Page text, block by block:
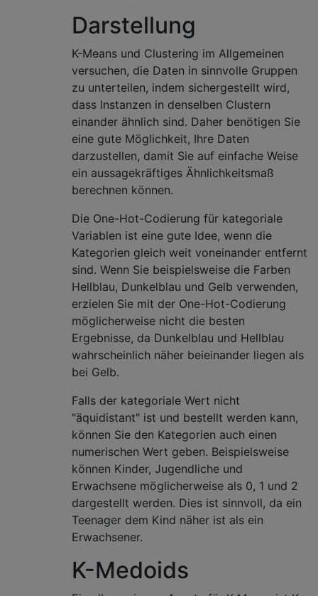
Darstellung
K-Means und Clustering im Allgemeinen
versuchen, die Daten in sinnvolle Gruppen
zu unterteilen, indem sichergestellt wird,
dass Instanzen in denselben Clustern
einander ähnlich sind. Daher benötigen Sie
eine gute Möglichkeit, Ihre Daten
darzustellen, damit Sie auf einfache Weise
ein aussagekräftiges Ähnlichkeitsmaß
berechnen können.
Die One-Hot-Codierung für kategoriale
Variablen ist eine gute Idee, wenn die
Kategorien gleich weit voneinander entfernt
sind. Wenn Sie beispielsweise die Farben
Hellblau, Dunkelblau und Gelb verwenden,
erzielen Sie mit der One-Hot-Codierung
möglicherweise nicht die besten
Ergebnisse, da Dunkelblau und Hellblau
wahrscheinlich näher beieinander liegen als
bei Gelb.
Falls der kategoriale Wert nicht
"äquidistant" ist und bestellt werden kann,
können Sie den Kategorien auch einen
numerischen Wert geben. Beispielsweise
können Kinder, Jugendliche und
Erwachsene möglicherweise als 0, 1 und 2
dargestellt werden. Dies ist sinnvoll, da ein
Teenager dem Kind näher ist als ein
Erwachsener.
K-Medoids